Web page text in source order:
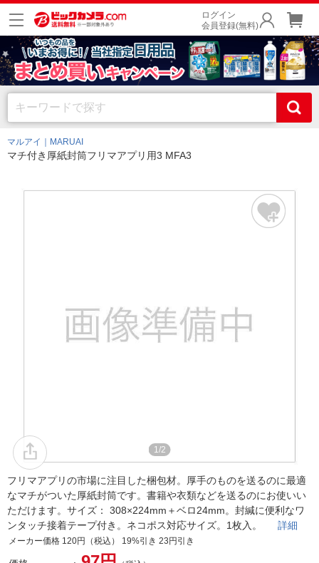
ログイン
会員登録(無料)
マルアイ｜MARUAI
マチ付き厚紙封筒フリマアプリ用3 MFA3
1/2
フリマアプリの市場に注目した梱包材。厚手のものを送るのに最適
なマチがついた厚紙封筒です。書籍や衣類などを送るのにお使いい
ただけます。サイズ： 308×224mm＋ベロ24mm。封緘に便利なワ
ンタッチ接着テープ付き。ネコポス対応サイズ。1枚入。 詳細
メーカー価格 120円（税込） 19%引き 23円引き